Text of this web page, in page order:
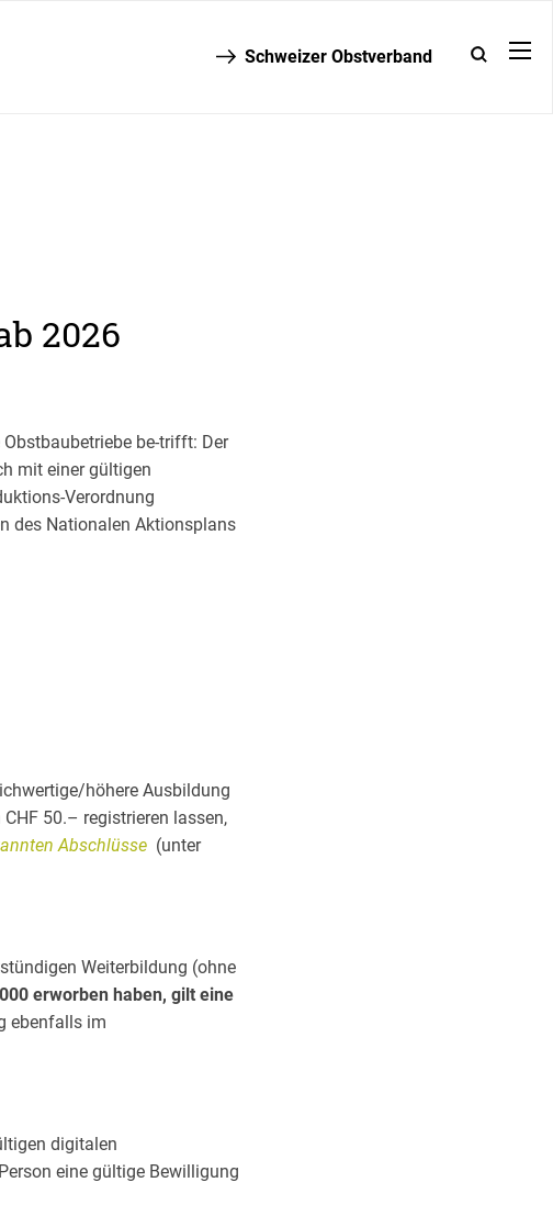
Schweizer Obstverband
2026
be-trifft: Der
mit einer gültigen
Verordnung
des Nationalen Aktionsplans
höhere Ausbildung
50.– registrieren lassen,
Abschlüsse (unter
Weiterbildung (ohne
erworben haben, gilt eine
ebenfalls im
digitalen
eine gültige Bewilligung